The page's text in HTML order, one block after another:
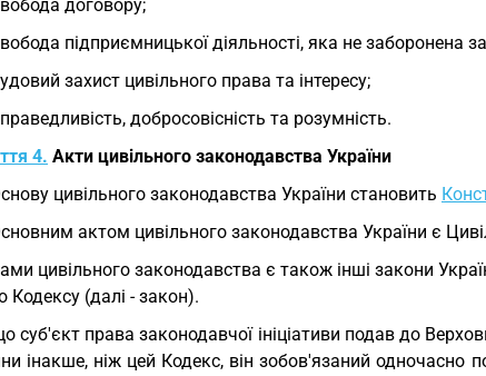
договору;
підприємницької діяльності, яка не заборонена
захист цивільного права та інтересу;
добросовісність та розумність.
4. Акти цивільного законодавства України
цивільного законодавства України становить
актом цивільного законодавства України є
цивільного законодавства є також інші закони
Кодексу (далі - закон).
суб'єкт права законодавчої ініціативи подав до
інакше, ніж цей Кодекс, він зобов'язаний одночасно